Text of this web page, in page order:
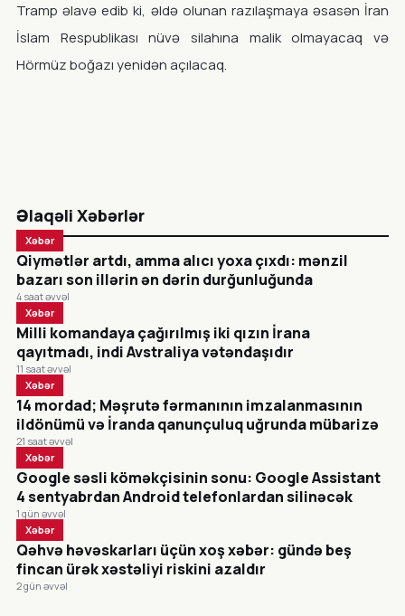
Tramp əlavə edib ki, əldə olunan razılaşmaya əsasən İran
İslam Respublikası nüvə silahına malik olmayacaq və
Hörmüz boğazı yenidən açılacaq.
Əlaqəli Xəbərlər
Xəbər
Qiymətlər artdı, amma alıcı yoxa çıxdı: mənzil
bazarı son illərin ən dərin durğunluğunda
4 saat əvvəl
Xəbər
Milli komandaya çağırılmış iki qızın İrana
qayıtmadı, indi Avstraliya vətəndaşıdır
11 saat əvvəl
Xəbər
14 mordad; Məşrutə fərmanının imzalanmasının
ildönümü və İranda qanunçuluq uğrunda mübarizə
21 saat əvvəl
Xəbər
Google səsli köməkçisinin sonu: Google Assistant
4 sentyabrdan Android telefonlardan silinəcək
1 gün əvvəl
Xəbər
Qəhvə həvəskarları üçün xoş xəbər: gündə beş
fincan ürək xəstəliyi riskini azaldır
2 gün əvvəl